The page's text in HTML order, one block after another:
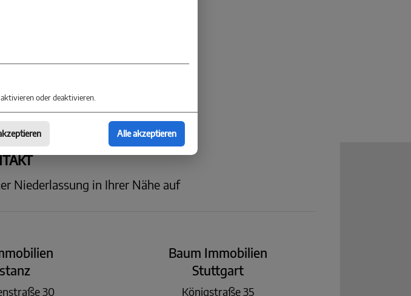
Niederlassung in Ihrer Nähe auf
30
Baum Immobilien
Stuttgart
Königstraße 35
oder deaktivieren.
Alle akzeptieren